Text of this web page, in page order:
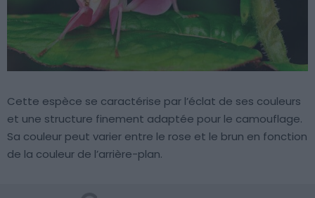
Cette espèce se caractérise par l’éclat de ses couleurs
et une structure finement adaptée pour le camouflage.
Sa couleur peut varier entre le rose et le brun en fonction
de la couleur de l’arrière-plan.